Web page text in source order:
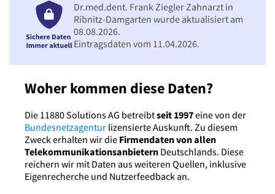
Woher kommen diese Daten?
Die 11880 Solutions AG betreibtseit 1997eine von der
Bundesnetzagentur lizensierte Auskunft. Zu diesem
Zweck erhalten wir die Firmendaten von allen
Telekommunikationsanbietern Deutschlands. Diese
reichern wir mit Daten aus weiteren Quellen, inklusive
Eigenrecherche und Nutzerfeedback an.
Dr.med.dent. Frank Ziegler Zahnarzt in
Ribnitz-Damgarten wurde aktualisiert am
08.08.2026.
Eintragsdaten vom 11.04.2026.